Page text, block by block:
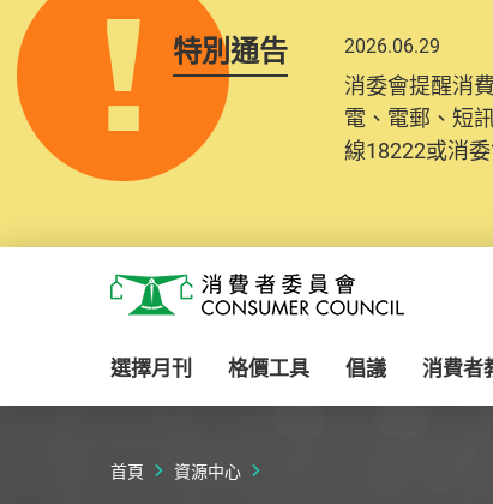
特別通告 2026.06.29
消委會提醒消
電、電郵、短
線18222或消
2025.10.31
為提升使用者
消費者需要提
紀錄將清晰整
消費者委員會
選擇月刊 格價工具 倡議 消費者
首頁 資源中心